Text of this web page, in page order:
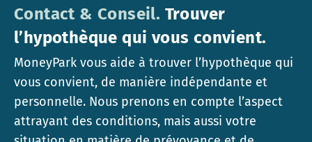
Contact & Conseil. Trouver
l’hypothèque qui vous convient.
MoneyPark vous aide à trouver l’hypothèque qui
vous convient, de manière indépendante et
personnelle. Nous prenons en compte l’aspect
attrayant des conditions, mais aussi votre